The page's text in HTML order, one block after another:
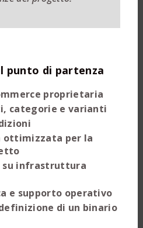
punto di partenza
proprietaria
categorie e varianti
ottimizzata per la
su infrastruttura
e supporto operativo
di un binario